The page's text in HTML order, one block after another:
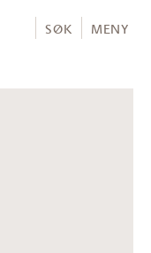
SØK MENY